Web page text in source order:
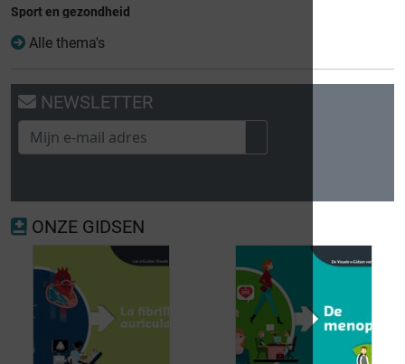
Sport en gezondheid
Alle thema's
NEWSLETTER
ONZE GIDSEN